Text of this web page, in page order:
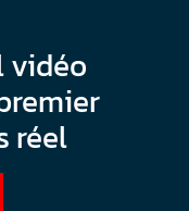
vidéo
réel